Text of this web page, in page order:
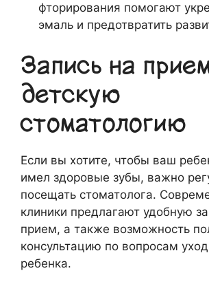
фторирования помогают
эмаль и предотвратить
Запись на
детскую
стоматологию
Если вы хотите, чтобы ваш
имел здоровые зубы, важно
посещать стоматолога.
клиники предлагают удобную
прием, а также возможность
консультацию по вопросам
ребенка.